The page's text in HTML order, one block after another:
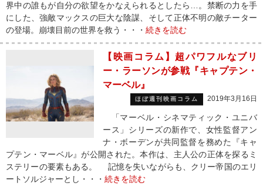
界中の誰もが自分の欲望をかなえられるとしたら…。禁断の力を手
にした、強敵マックスの巨大な陰謀、そして正体不明の敵チーター
の登場。崩壊目前の世界を救う・・・ 続きを読む
【映画コラム】超パワフルなブリ
ー・ラーソンが参戦『キャプテン・
マーベル』
ほぼ週刊映画コラム 2019年3月16日
「マーベル・シネマティック・ユニバ
ース」シリーズの新作で、女性監督アン
ナ・ボーデンが共同監督を務めた『キャ
プテン・マーベル』が公開された。本作は、主人公の正体を探るミ
ステリーの要素もある。 記憶を失いながらも、クリー帝国のエリ
ートソルジャーとし・・・ 続きを読む